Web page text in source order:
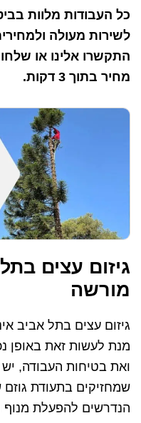
כל העבודות מלוות
לשירות מעולה
התקשרו אלינו או
מחיר בתוך 3 דקות.
גיזום עצים
מורשה
גיזום עצים בתל אביב
מנת לעשות זאת באופן
ואת בטיחות העבודה, יש
שמחזיקים בתעודת
הנדרשים להפעלת מנוף